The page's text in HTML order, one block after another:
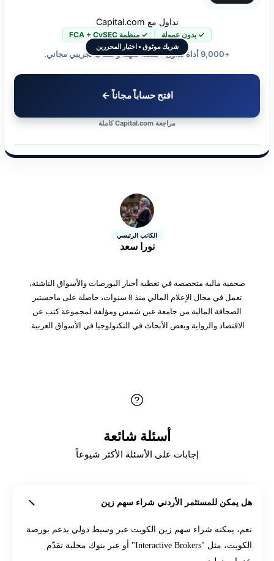
شريك موثوق • اختيار المحررين
تداول مع Capital.com
✓ بدون عمولة ✓ منظمة FCA + CySEC
+9,000 أداة تداول • منصة سهلة وحساب تجريبي مجاني.
افتح حساباً مجاناً ←
مراجعة Capital.com كاملة
الكاتب الرئيسي
نورا سعد
صحفية مالية متخصصة في تغطية أخبار البورصات والأسواق الناشئة،
تعمل في مجال الإعلام المالي منذ 8 سنوات، حاصلة على ماجستير
الصحافة المالية من جامعة عين شمس ومؤلفة لمجموعة كتب عن
الاقتصاد والرواية وبعض الأبحاث في التكنولوجيا في الأسواق العربية.
أسئلة شائعة
إجابات على الأسئلة الأكثر شيوعاً
هل يمكن للمستثمر الأردني شراء سهم زين
نعم، يمكنه شراء سهم زين الكويت عبر وسيط دولي يدعم بورصة
الكويت، مثل "Interactive Brokers" أو عبر بنوك محلية تقدّم